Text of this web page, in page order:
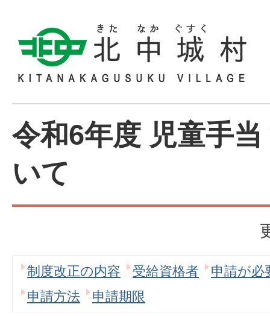
令和6年度 児童手
いて
制度改正の内容 受給資格者
申請が必
申請方法
申請期限